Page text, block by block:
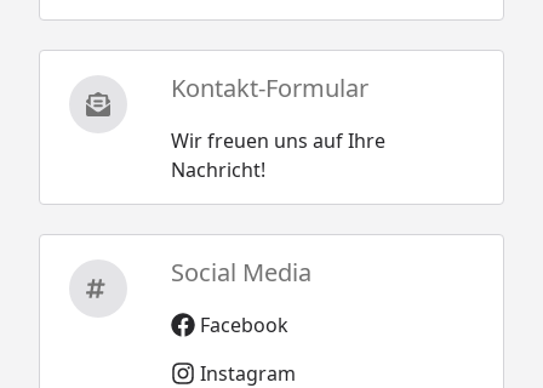
Kontakt-Formular
Wir freuen uns auf Ihre
Nachricht!
Social Media
Facebook
Instagram